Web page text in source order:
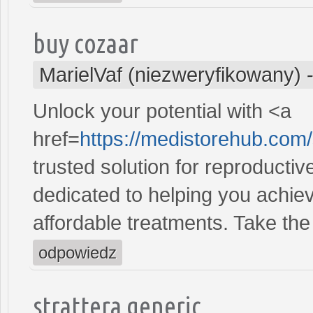
buy cozaar
MarielVaf (niezweryfikowany)
Unlock your potential with <a
href=https://
trusted solution for
dedicated to helping you
affordable treatments. Take
odpowiedz
strattera generic